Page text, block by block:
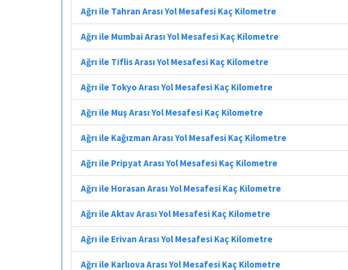
Ağrı ile Tahran Arası Yol Mesafesi Kaç Kilometre
Ağrı ile Mumbai Arası Yol Mesafesi Kaç Kilometre
Ağrı ile Tiflis Arası Yol Mesafesi Kaç Kilometre
Ağrı ile Tokyo Arası Yol Mesafesi Kaç Kilometre
Ağrı ile Muş Arası Yol Mesafesi Kaç Kilometre
Ağrı ile Kağızman Arası Yol Mesafesi Kaç Kilometre
Ağrı ile Pripyat Arası Yol Mesafesi Kaç Kilometre
Ağrı ile Horasan Arası Yol Mesafesi Kaç Kilometre
Ağrı ile Aktav Arası Yol Mesafesi Kaç Kilometre
Ağrı ile Erivan Arası Yol Mesafesi Kaç Kilometre
Ağrı ile Karlıova Arası Yol Mesafesi Kaç Kilometre